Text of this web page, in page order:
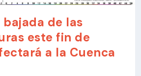
bajada de las
este fin de
a la Cuenca